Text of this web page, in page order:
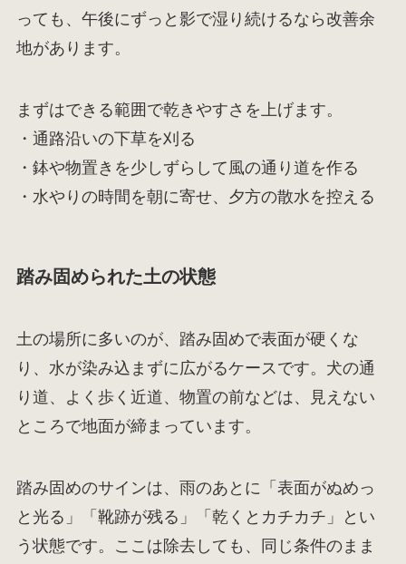
っても、午後にずっと影で湿り続けるなら改善余
地があります。
まずはできる範囲で乾きやすさを上げます。
・通路沿いの下草を刈る
・鉢や物置きを少しずらして風の通り道を作る
・水やりの時間を朝に寄せ、夕方の散水を控える
踏み固められた土の状態
土の場所に多いのが、踏み固めで表面が硬くな
り、水が染み込まずに広がるケースです。犬の通
り道、よく歩く近道、物置の前などは、見えない
ところで地面が締まっています。
踏み固めのサインは、雨のあとに「表面がぬめっ
と光る」「靴跡が残る」「乾くとカチカチ」とい
う状態です。ここは除去しても、同じ条件のまま